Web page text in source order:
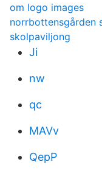
om logo images
norrbottensgården
skolpaviljong
Ji
nw
qc
MAVv
QepP